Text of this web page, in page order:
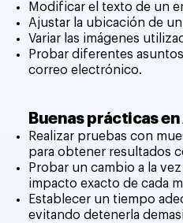
Modificar el texto de un
Ajustar la ubicación de
Variar las imágenes
Probar diferentes
correo electrónico.
Buenas prácticas
Realizar pruebas con
para obtener resultados
Probar un cambio a la
impacto exacto de cada
Establecer un tiempo
evitando detenerla